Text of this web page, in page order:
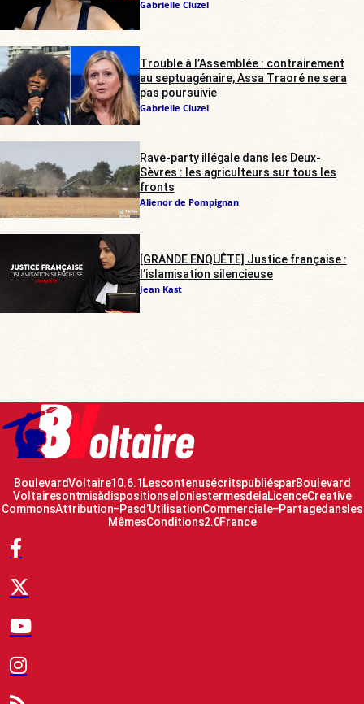
Gabrielle Cluzel
Trouble à l’Assemblée : contrairement
au septuagénaire, Assa Traoré ne sera
pas poursuivie
Gabrielle Cluzel
Rave-party illégale dans les Deux-
Sèvres : les agriculteurs sur tous les
fronts
Alienor de Pompignan
[GRANDE ENQUÊTE] Justice française :
l’islamisation silencieuse
Jean Kast
Boulevard Voltaire 10.6.1 Les contenus écrits publiés par Boulevard
Voltaire sont mis à disposition selon les termes de la Licence Creative
Commons Attribution – Pas d’Utilisation Commerciale – Partage dans les
Mêmes Conditions 2.0 France